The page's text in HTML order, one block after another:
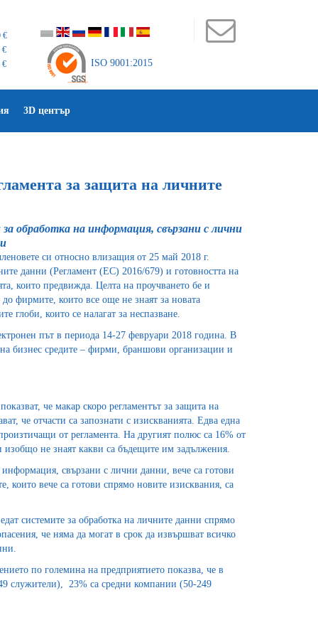
€
€
€
ISO 9001:2015
3D център
за защита на личните
обработка на информация, свързани с лични
си относно влизащия от 25 май 2018 г.
данни (Регламент (ЕС) 2016/679) и готовността на
които предвижда. Целта на проучването бе и
фирмите, които все още не знаят за новата
глоби, които се налагат за неспазване.
път в периода 14-27 февруари 2018 година. В
на бизнес средите – фирми, браншови организации и
че макар скоро регламентът за защита на
че отчасти са запознати с изискванията. Едва една
от регламента. На другият полюс са 16% от
изобщо не знаят какви са бъдещите им задължения.
свързани с лични данни, вече са готови
които вече са готови спрямо новите изисквания, са
системите за обработка на личните данни спрямо
че няма да могат в срок да извършват всичко
по големина на предприятието показва, че в
служители), 23% са средни компании (50-249